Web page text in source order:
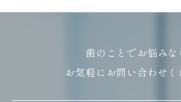
歯のことでお悩みな
お気軽にお問い合わせく